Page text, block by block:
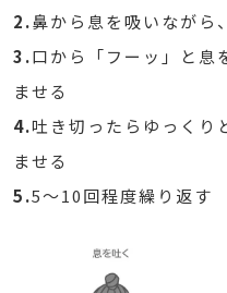
2.鼻から息を吸いながら
3.口から「フーッ」と息
ませる
4.吐き切ったらゆっくり
ませる
5.5～10回程度繰り返す